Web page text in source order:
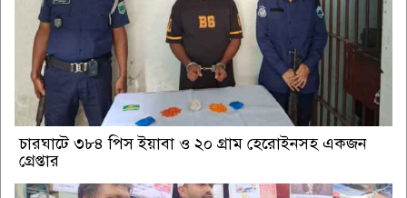
চারঘাটে ৩৮৪ পিস ইয়াবা ও ২০ গ্রাম হেরোইনসহ একজন
গ্রেপ্তার